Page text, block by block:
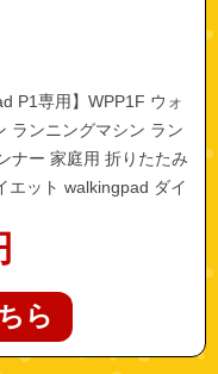
P1専用】WPP1F ウォ
ランニングマシン ラン
ナー 家庭用 折りたたみ
エット walkingpad ダイ
ら